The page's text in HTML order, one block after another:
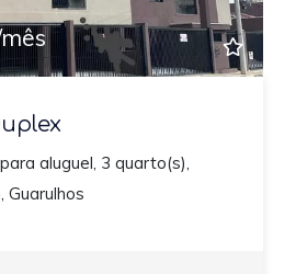
aluguel, 3 quarto(s),
Guarulhos